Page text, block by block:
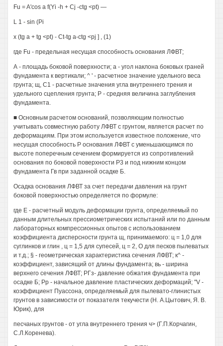
Fu = A'cos a f(Yi -h + Cj -ctg <pt) —
L 1 - sin (Pi
x (tg a + tg <pt) - Ct-tg a-ctg <pj ] , (1)
где Fu - предельная несущая способность основания ЛФВТ;
А - площадь боковой поверхности; а - угол наклона боковых граней
фундамента к вертикали; ^ ' - расчетное значение удельного веса
грунта; щ, С1 - расчетные значения угла внутреннего трения и
удельного сцепления грунта; Р - средняя величина заглубления
фундамента.
■ Основным расчетом оснований, позволяющим полностью
учитывать совместную работу ЛФВТ с грунтом, является расчет по
деформациям. При этом используется известное положение, что
несущая способность Р основания ЛФВТ с уменьшающимся по
высоте поперечным сечением формируется из сопротивлений
основания по боковой поверхности Р3 и под нижним концом
фундамента Гв при заданной осадке Б.
Осадка основания ЛФВТ за счет передачи давления на грунт
боковой поверхностью определяется по формуле:
где Е - расчетный модуль деформации грунта, определяемый по
данным длительных прессиометрических испытаний или по данным
лабораторных компрессионных опытов с использованием
коэффициента дисперсности грунта щ, принимаемого: ц = 1,0 для
суглинков и глин , ц = 1,5 для супесей, ц = 2, О для песков пылеватых
и т.д.; § - геометрическая характеристика сечения ЛФВТ; к^ -
коэффициент, зависящий от длины фундамента; вь - ширина
верхнего сечения ЛФВТ; РГз- давление обжатия фундамента при
осадке Б; Рр - начальное давление пластических деформаций; "V -
коэффициент Пуассона, определяемый для пылевато-глинистых
грунтов в зависимости от показателя текучести (Н. А.Цытович, Я. В.
Юрик), для
песчаных грунтов - от угла внутреннего трения ч> (Г.П.Корчагин,
С.Л.Коренева).